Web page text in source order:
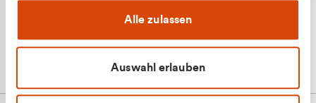
Alle zulassen
Auswahl erlauben